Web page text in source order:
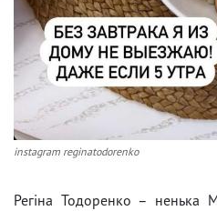
instagram reginatodorenko
Регіна Тодоренко – ненька